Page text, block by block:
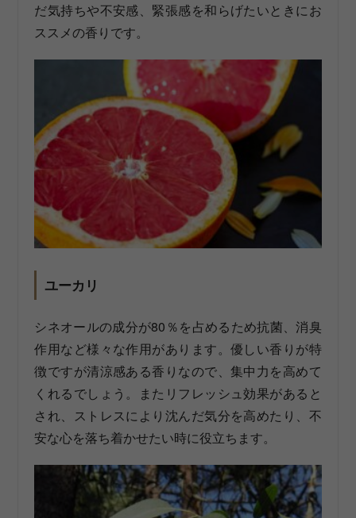
だ気持ちや不安感、緊張感を和らげたいときにお
ススメの香りです。
ユーカリ
シネオールの成分が80％を占めるため抗菌、消臭
作用など様々な作用があります。優しい香りが特
徴ですが清涼感ある香りなので、集中力を高めて
くれるでしょう。またリフレッシュ効果があると
され、ストレスにより沈んだ気分を高めたり、不
安な心を落ち着かせたい時に役立ちます。